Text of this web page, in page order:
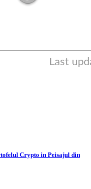
Crypto in Peisajul din